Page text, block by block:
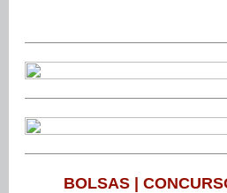
BOLSAS |